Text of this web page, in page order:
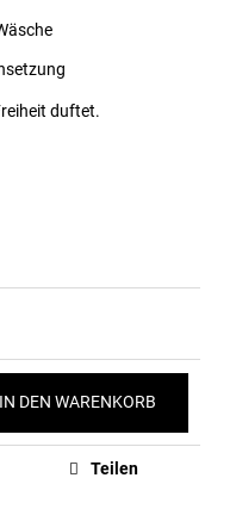
duftet.
IN DEN WARENKORB
Teilen